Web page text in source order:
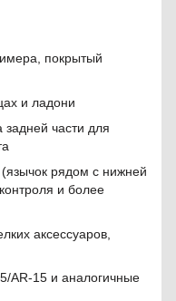
покрытый
и ладони
части для
рядом с нижней
и более
аксессуаров,
AR-15 и аналогичные